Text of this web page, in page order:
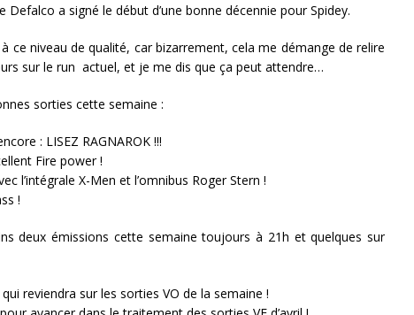
Defalco a signé le début d’une bonne décennie pour Spidey.
ce niveau de qualité, car bizarrement, cela me démange de relire
sur le run actuel, et je me dis que ça peut attendre…
sorties cette semaine :
: LISEZ RAGNAROK !!!
Fire power !
l’intégrale X-Men et l’omnibus Roger Stern !
!
deux émissions cette semaine toujours à 21h et quelques sur
reviendra sur les sorties VO de la semaine !